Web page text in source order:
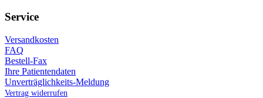
Service
Versandkosten
FAQ
Bestell-Fax
Ihre Patientendaten
Unverträglichkeits-Meldung
Vertrag widerrufen